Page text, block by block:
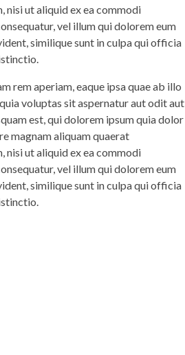
nisi ut aliquid ex ea commodi
vel illum qui dolorem eum
similique sunt in culpa qui officia
rem aperiam, eaque ipsa quae ab illo
voluptas sit aspernatur aut odit aut
est, qui dolorem ipsum quia dolor
magnam aliquam quaerat
nisi ut aliquid ex ea commodi
vel illum qui dolorem eum
similique sunt in culpa qui officia